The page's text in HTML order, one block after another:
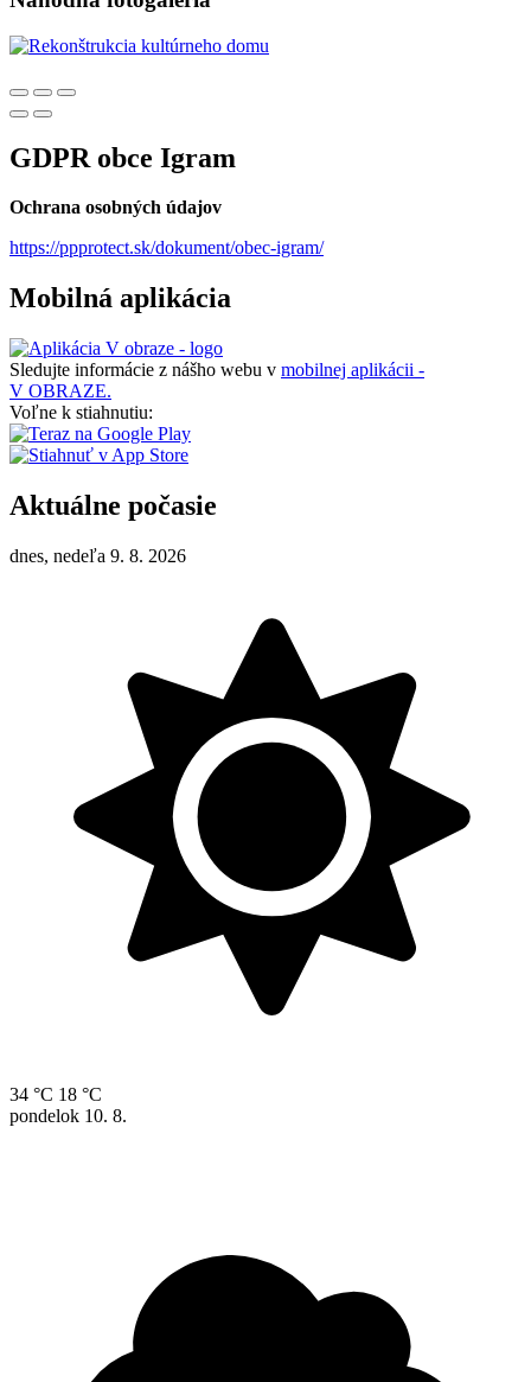
GDPR obce Igram
Ochrana osobných údajov
https://ppprotect.sk/dokument/obec-igram/
Mobilná aplikácia
Sledujte informácie z nášho webu v mobilnej aplikácii -
V OBRAZE.
Voľne k stiahnutiu:
Aktuálne počasie
dnes, nedeľa 9. 8. 2026
34 °C 18 °C
pondelok 10. 8.